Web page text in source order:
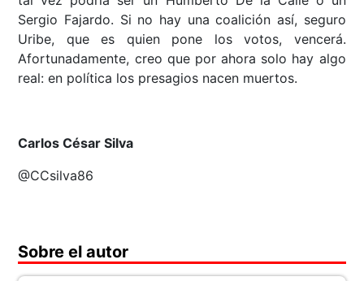
Sergio Fajardo. Si no hay una coalición así, seguro
Uribe, que es quien pone los votos, vencerá.
Afortunadamente, creo que por ahora solo hay algo
real: en política los presagios nacen muertos.
Carlos César Silva
@CCsilva86
Sobre el autor